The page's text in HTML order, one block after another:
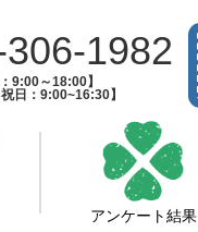
1982
9:00～18:00】
祝日：9:00~16:30】
アンケート結果